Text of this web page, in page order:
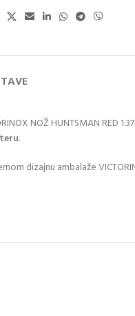
NOŽ HUNTSMAN RED
.
ambalaže